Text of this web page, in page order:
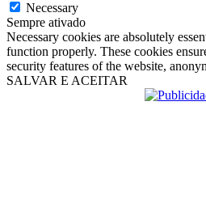
Necessary
Sempre ativado
Necessary cookies are absolutely
function properly. These cookies
security features of the website,
SALVAR E ACEITAR